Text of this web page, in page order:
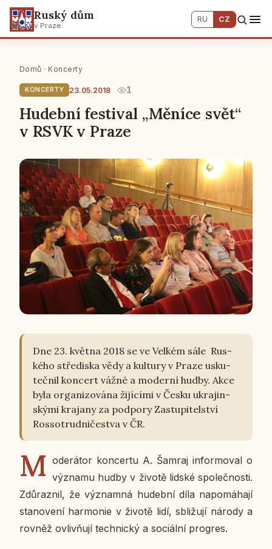
Ruský dům
v Praze
RU CZ
Domů · Koncerty
KONCERTY 23.05.2018 1
Hudební festival „Měníce svět“
v RSVK v Praze
Dne 23. května 2018 se ve Velkém sále Rus­
ké­ho stře­dis­ka vědy a kul­tu­ry v Praze usku­
teč­nil kon­cert vážné a mo­der­ní hudby. Akce
byla or­ga­ni­zo­vá­na ži­jí­cí­mi v Česku ukra­jin­
ský­mi kra­ja­ny za pod­po­ry Za­stu­pi­tel­ství
Ros­so­trud­ni­čestva v ČR.
M o­de­rá­tor kon­cer­tu A. Šamraj in­for­mo­val o
vý­zna­mu hudby v životě lidské spo­leč­nos­ti.
Zdů­raz­nil, že vý­znam­ná hu­deb­ní díla na­po­má­ha­jí
sta­no­ve­ní har­mo­nie v životě lidí, sbli­žu­jí národy a
rovněž ovliv­ňu­jí tech­nic­ký a so­ci­ál­ní pro­gres.